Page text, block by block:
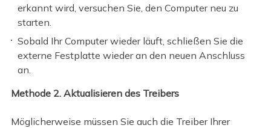
erkannt wird, versuchen Sie, den Computer neu zu
starten.
Sobald Ihr Computer wieder läuft, schließen Sie die
externe Festplatte wieder an den neuen Anschluss
an.
Methode 2. Aktualisieren des Treibers
Möglicherweise müssen Sie auch die Treiber Ihrer